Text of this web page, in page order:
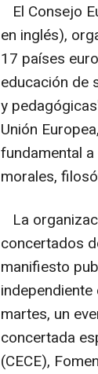
El Consejo
en inglés),
17 países
educación de
y
Unión
fundamental
morales,
La
concertados
manifiesto
martes, un
concertada
(CECE),